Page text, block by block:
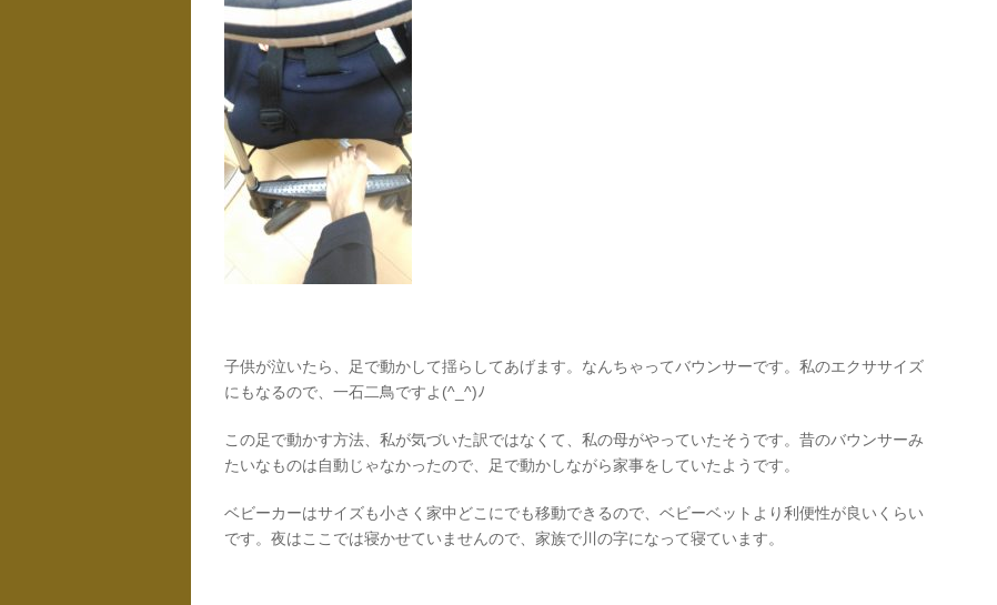
子供が泣いたら、足で動かして揺らしてあげます。なんちゃってバウンサーです。私のエクササイズ
にもなるので、一石二鳥ですよ(^_^)ﾉ
この足で動かす方法、私が気づいた訳ではなくて、私の母がやっていたそうです。昔のバウンサーみ
たいなものは自動じゃなかったので、足で動かしながら家事をしていたようです。
ベビーカーはサイズも小さく家中どこにでも移動できるので、ベビーベットより利便性が良いくらい
です。夜はここでは寝かせていませんので、家族で川の字になって寝ています。